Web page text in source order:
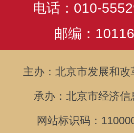
电话：010-
邮编：
主办：北京市发展和改
承办：北京市经济信
网站标识码：